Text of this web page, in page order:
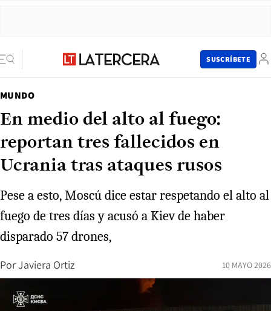
SUSCRÍBETE
MUNDO
En medio del alto al fuego:
reportan tres fallecidos en
Ucrania tras ataques rusos
Pese a esto, Moscú dice estar respetando el alto al
fuego de tres días y acusó a Kiev de haber
disparado 57 drones,
PorJaviera Ortiz 10 MAYO 2026